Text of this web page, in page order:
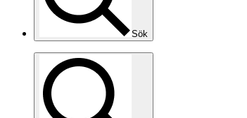
Sök